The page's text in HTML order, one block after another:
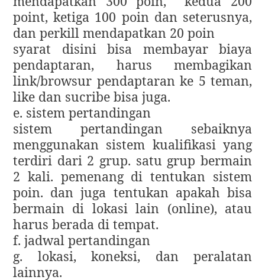
point, ketiga 100 poin dan seterusnya,
dan perkill mendapatkan 20 poin
syarat disini bisa membayar biaya
pendaptaran, harus membagikan
link/browsur pendaptaran ke 5 teman,
like dan sucribe bisa juga.
e. sistem pertandingan
sistem pertandingan sebaiknya
menggunakan sistem kualifikasi yang
terdiri dari 2 grup. satu grup bermain
2 kali. pemenang di tentukan sistem
poin. dan juga tentukan apakah bisa
bermain di lokasi lain (online), atau
harus berada di tempat.
f. jadwal pertandingan
g. lokasi, koneksi, dan peralatan
lainnya.